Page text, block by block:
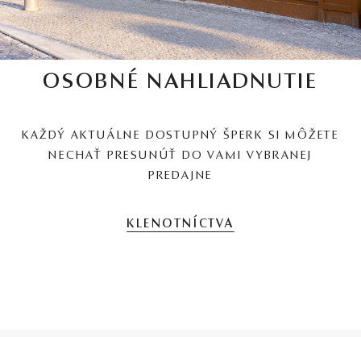
OSOBNÉ NAHLIADNUTIE
KAŽDÝ AKTUÁLNE DOSTUPNÝ ŠPERK SI MÔŽETE
NECHAŤ PRESUNÚŤ DO VAMI VYBRANEJ
PREDAJNE
KLENOTNÍCTVA